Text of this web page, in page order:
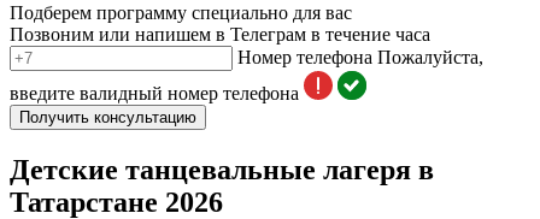
Подберем программу специально для вас
Позвоним или напишем в Телеграм в течение часа
Номер телефона Пожалуйста,
введите валидный номер телефона
Получить консультацию
Детские танцевальные лагеря в
Татарстане 2026